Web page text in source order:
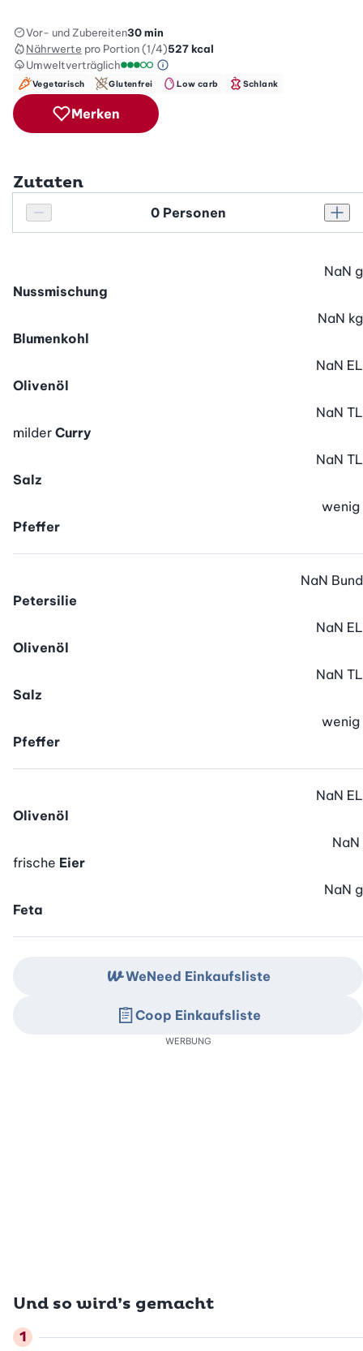
Vor- und Zubereiten30 min
Nährwerte pro Portion (1/4)527kcal
Umweltverträglich
Umweltverträglichkeitsskala: 3 von 5
Green Betty Skala Info
Vegetarisch Glutenfrei Low carb Schlank
Merken
Zutaten
Personenanzahl verringern
Personenanzahl
Nussmischung
NaN g
Blumenkohl
NaN kg
Olivenöl
NaN EL
milder Curry
NaN TL
Salz
NaN TL
Pfeffer
wenig
Petersilie
NaN Bund
Olivenöl
NaN EL
Salz
NaN TL
Pfeffer
wenig
Olivenöl
NaN EL
frische Eier
NaN
Feta
NaN g
Und so wird’s gemacht
WeNeed Einkaufsliste
Coop Einkaufsliste
WERBUNG